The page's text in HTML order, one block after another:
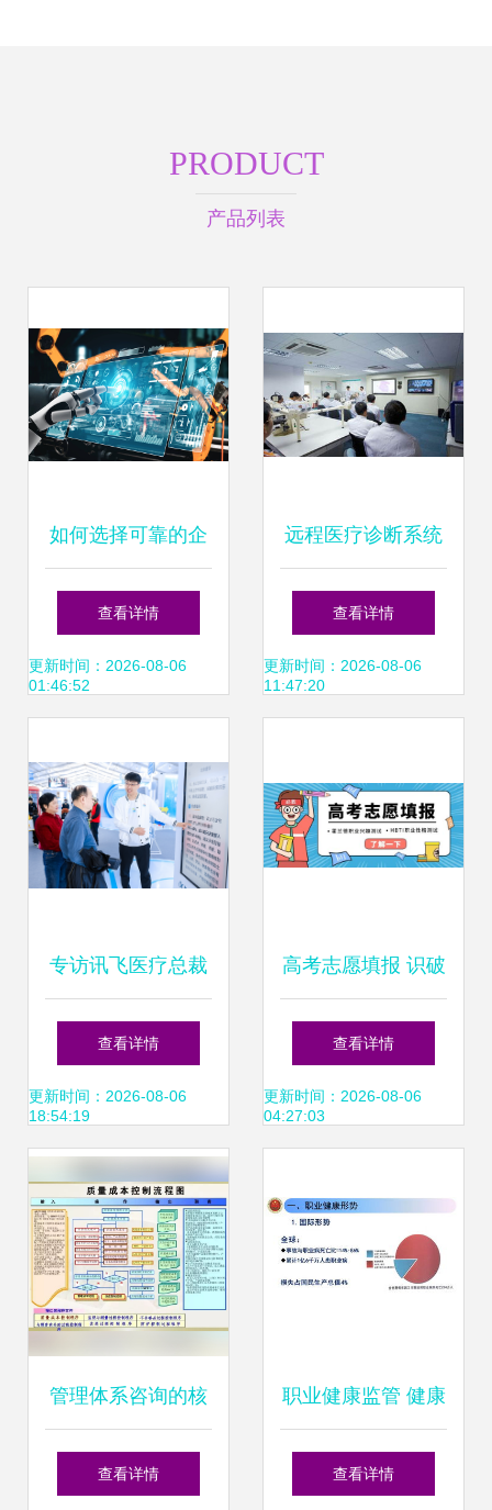
PRODUCT
产品列表
如何选择可靠的企
业管理咨询公司并
有效落地工厂管理
查看详情
更新时间：2026-08-06
01:46:52
远程医疗诊断系统
全面推广 开启健康
管理新时代
查看详情
更新时间：2026-08-06
11:47:20
专访讯飞医疗总裁
陶晓东 让AI成为每
个医生的诊疗助
理、每个人的健康
助手
查看详情
更新时间：2026-08-06
18:54:19
高考志愿填报 识破
伪兴趣，解锁真热
爱，让健康管理引
查看详情
更新时间：2026-08-06
04:27:03
管理体系咨询的核
心活动概览——以
查看详情
职业健康监管 健康
管理信息咨询全面
查看详情